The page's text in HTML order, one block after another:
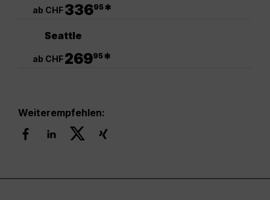
ab CHF33695*
Seattle
ab CHF26995*
Weiterempfehlen: